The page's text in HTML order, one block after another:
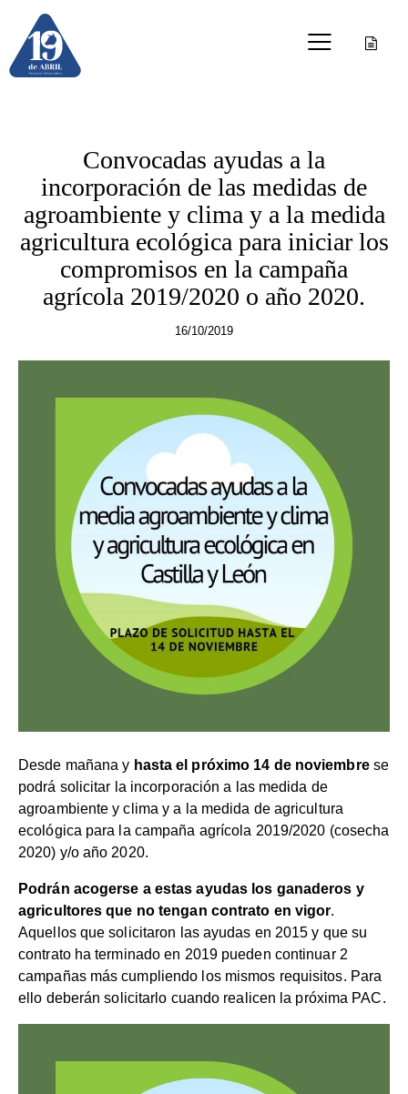
Convocadas ayudas a la
incorporación de las medidas de
agroambiente y clima y a la medida
agricultura ecológica para iniciar los
compromisos en la campaña
agrícola 2019/2020 o año 2020.
16/10/2019
Desde mañana y hasta el próximo 14 de noviembrese
podrá solicitar la incorporación a las medida de
agroambiente y clima y a la medida de agricultura
ecológica para la campaña agrícola 2019/2020 (cosecha
2020) y/o año 2020.
Podrán acogerse a estas ayudas los ganaderos y
agricultores que no tengan contrato en vigor.
Aquellos que solicitaron las ayudas en 2015 y que su
contrato ha terminado en 2019 pueden continuar 2
campañas más cumpliendo los mismos requisitos. Para
ello deberán solicitarlo cuando realicen la próxima PAC.